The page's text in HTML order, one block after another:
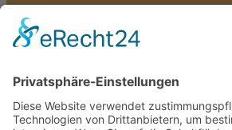
Lewis Capaldi
Lewis Capaldi
2 September, 2026(18 - 23 Uhr)
Olympiapark München